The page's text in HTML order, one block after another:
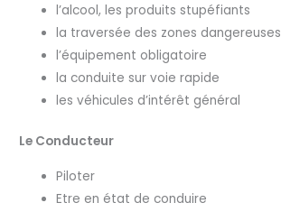
l’alcool, les produits stupéfiants
la traversée des zones dangereuses
l’équipement obligatoire
la conduite sur voie rapide
les véhicules d’intérêt général
Le Conducteur
Piloter
Etre en état de conduire